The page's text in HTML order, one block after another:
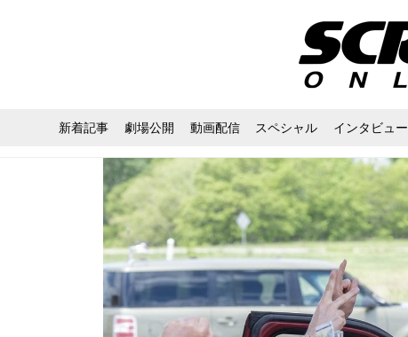
新着記事 劇場公開 動画配信 スペシャル インタビュー